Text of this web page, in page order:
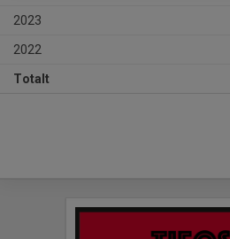
2023
2022
Totalt